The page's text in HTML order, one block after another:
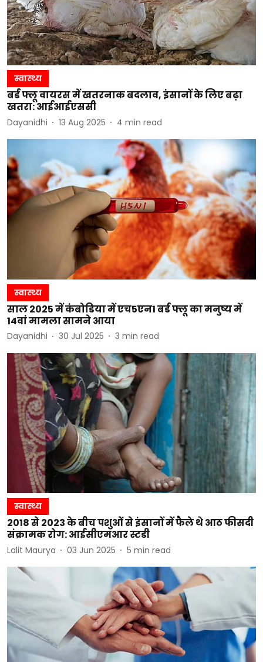
स्वास्थ्य
बर्ड फ्लू वायरस में खतरनाक बदलाव, इंसानों के लिए बढ़ा
खतरा: आईआईएससी
Dayanidhi 13 Aug 2025 4 min read
स्वास्थ्य
साल 2025 में कंबोडिया में एच5एन1 बर्ड फ्लू का मनुष्य में
14वां मामला सामने आया
Dayanidhi 30 Jul 2025 3 min read
स्वास्थ्य
2018 से 2023 के बीच पशुओं से इंसानों में फैले थे आठ फीसदी
संक्रामक रोग: आईसीएमआर स्टडी
Lalit Maurya 03 Jun 2025 5 min read